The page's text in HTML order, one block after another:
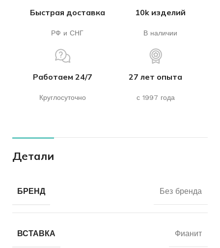
Быстрая доставка
РФ и СНГ
10k изделий
В наличии
Работаем 24/7
Круглосуточно
27 лет опыта
с 1997 года
Детали
БРЕНД Без бренда
ВСТАВКА Фианит